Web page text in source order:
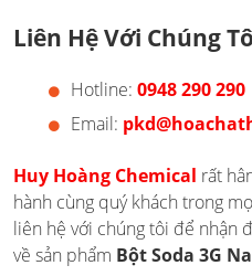
Liên Hệ Với Chúng
Hotline: 0948 290 290
Email:
Huy Hoàng Chemical rất
hành cùng quý khách trong
liên hệ với chúng tôi để nhận
về sản phẩm Bột Soda 3G